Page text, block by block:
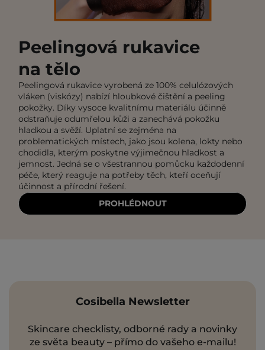
Peelingová rukavice
na tělo
Peelingová rukavice vyrobená ze 100% celulózových
vláken (viskózy) nabízí hloubkové čištění a peeling
pokožky. Díky vysoce kvalitnímu materiálu účinně
odstraňuje odumřelou kůži a zanechává pokožku
hladkou a svěží. Uplatní se zejména na
problematických místech, jako jsou kolena, lokty nebo
chodidla, kterým poskytne výjimečnou hladkost a
jemnost. Jedná se o všestrannou pomůcku každodenní
péče, který reaguje na potřeby těch, kteří oceňují
účinnost a přírodní řešení.
PROHLÉDNOUT
Cosibella Newsletter
Skincare checklisty, odborné rady a novinky
ze světa beauty – přímo do vašeho e-mailu!